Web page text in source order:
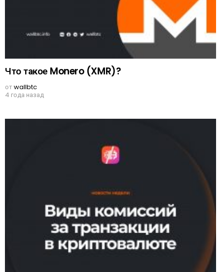
Что такое Monero (XMR)?
отwallbtc
4 года назад